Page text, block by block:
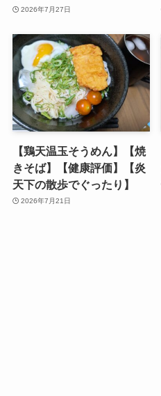
2026年7月27日
【鶏天温玉そうめん】【焼
きそば】【健康評価】【炎
天下の散歩でぐったり】
2026年7月21日